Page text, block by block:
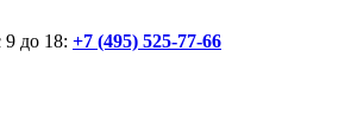
до 18: +7 (495) 525-77-66